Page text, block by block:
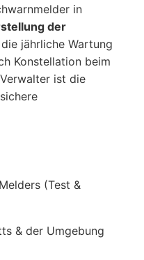
in
der
jährliche Wartung
Konstellation beim
ist die
(Test &
& der Umgebung